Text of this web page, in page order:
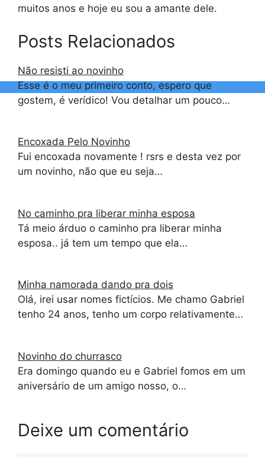
muitos anos e hoje eu sou a amante dele.
Posts Relacionados
Não resisti ao novinho
Esse é o meu primeiro conto, espero que
gostem, é verídico! Vou detalhar um pouco…
Encoxada Pelo Novinho
Fui encoxada novamente ! rsrs e desta vez por
um novinho, não que eu seja…
No caminho pra liberar minha esposa
Tá meio árduo o caminho pra liberar minha
esposa.. já tem um tempo que ela…
Minha namorada dando pra dois
Olá, irei usar nomes fictícios. Me chamo Gabriel
tenho 24 anos, tenho um corpo relativamente…
Novinho do churrasco
Era domingo quando eu e Gabriel fomos em um
aniversário de um amigo nosso, o…
Deixe um comentário